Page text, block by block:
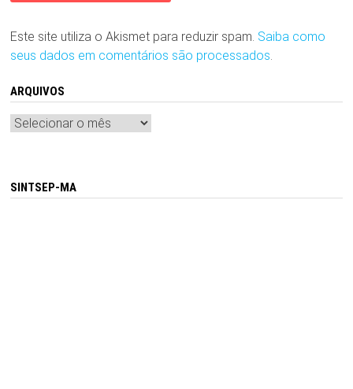
Este site utiliza o Akismet para reduzir spam. Saiba como
seus dados em comentários são processados
ARQUIVOS
Arquivos
SINTSEP-MA